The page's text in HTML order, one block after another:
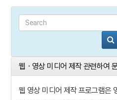
웹ㆍ영상 미디어 제작 관련하여
웹 영상 미디어 제작 프로그램은